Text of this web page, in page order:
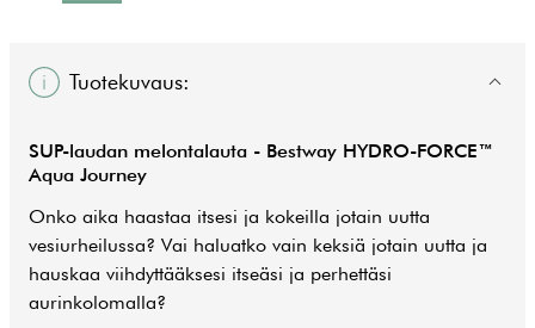
Tuotekuvaus:
SUP-laudan melontalauta - Bestway HYDRO-FORCE™
Aqua Journey
Onko aika haastaa itsesi ja kokeilla jotain uutta
vesiurheilussa? Vai haluatko vain keksiä jotain uutta ja
hauskaa viihdyttääksesi itseäsi ja perhettäsi
aurinkolomalla?